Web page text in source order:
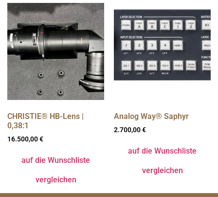
CHRISTIE® HB-Lens |
0,38:1
16.500,00€
auf die Wunschliste
vergleichen
Analog Way® Saphyr
2.700,00€
auf die Wunschliste
vergleichen